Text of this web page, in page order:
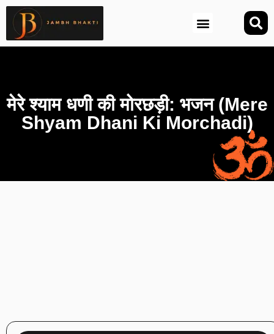
मेरे श्याम धणी की मोरछड़ी: भजन (Mere
Shyam Dhani Ki Morchadi)